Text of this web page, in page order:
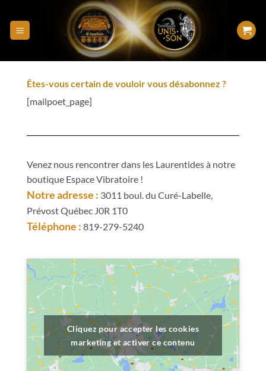
Êtes-vous certain de vouloir vous désabonnez ?
[mailpoet_page]
Venez nous rencontrer dans les Laurentides à notre
boutique Espace Vibratoire !
Notre adresse : 3011 boul. du Curé-Labelle,
Prévost Québec J0R 1T0
Téléphone : 819-279-5240
Cliquez pour accepter les cookies
marketing et activer ce contenu